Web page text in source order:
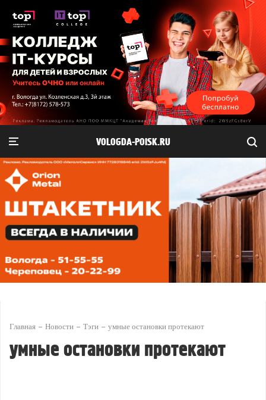
VOLOGDA-POISK.RU
Главная Новости Тэги умные остановки протекают
умные остановки протекают